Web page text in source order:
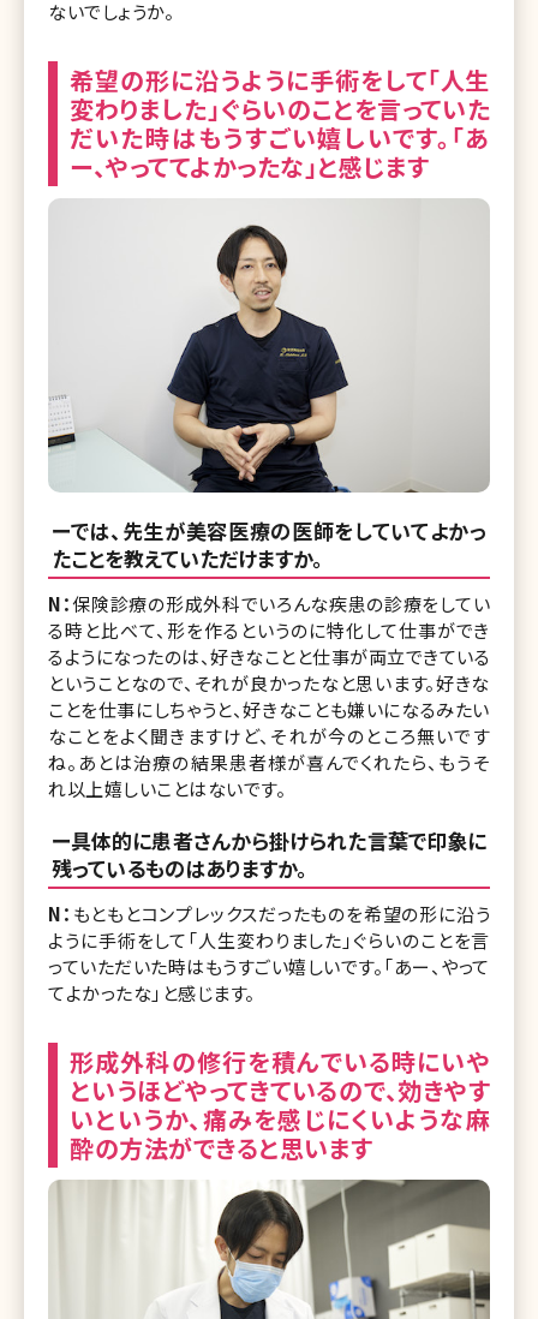
ないでしょうか。
希望の形に沿うように手術をして「人生
変わりました」ぐらいのことを言っていた
だいた時はもうすごい嬉しいです。「あ
ー、やっててよかったな」と感じます
ーでは、先生が美容医療の医師をしていてよかっ
たことを教えていただけますか。
N：保険診療の形成外科でいろんな疾患の診療をしてい
る時と比べて、形を作るというのに特化して仕事ができ
るようになったのは、好きなことと仕事が両立できている
ということなので、それが良かったなと思います。好きな
ことを仕事にしちゃうと、好きなことも嫌いになるみたい
なことをよく聞きますけど、それが今のところ無いです
ね。あとは治療の結果患者様が喜んでくれたら、もうそ
れ以上嬉しいことはないです。
ー具体的に患者さんから掛けられた言葉で印象に
残っているものはありますか。
N： もともとコンプレックスだったものを希望の形に沿う
ように手術をして「人生変わりました」ぐらいのことを言
っていただいた時はもうすごい嬉しいです。「あー、やって
てよかったな」と感じます。
形成外科の修行を積んでいる時にいや
というほどやってきているので、効きやす
いというか、痛みを感じにくいような麻
酔の方法ができると思います